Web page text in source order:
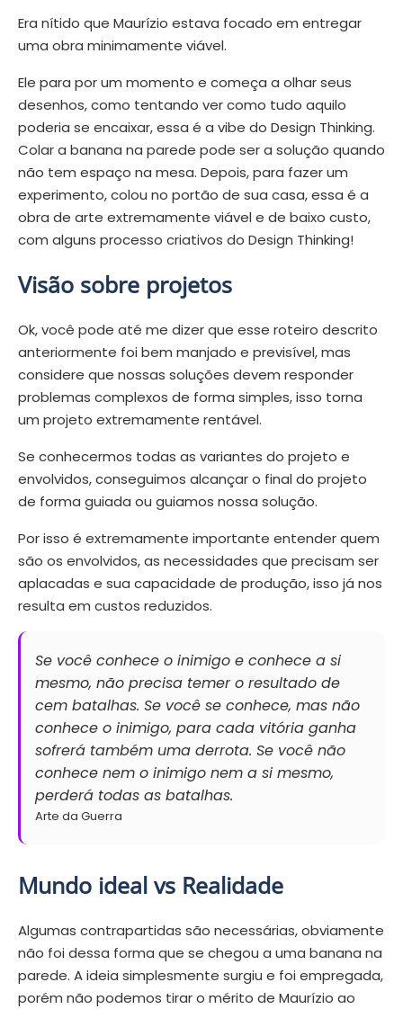
Era nítido que Maurízio estava focado em entregar
uma obra minimamente viável.
Ele para por um momento e começa a olhar seus
desenhos, como tentando ver como tudo aquilo
poderia se encaixar, essa é a vibe do Design Thinking.
Colar a banana na parede pode ser a solução quando
não tem espaço na mesa. Depois, para fazer um
experimento, colou no portão de sua casa, essa é a
obra de arte extremamente viável e de baixo custo,
com alguns processo criativos do Design Thinking!
Visão sobre projetos
Ok, você pode até me dizer que esse roteiro descrito
anteriormente foi bem manjado e previsível, mas
considere que nossas soluções devem responder
problemas complexos de forma simples, isso torna
um projeto extremamente rentável.
Se conhecermos todas as variantes do projeto e
envolvidos, conseguimos alcançar o final do projeto
de forma guiada ou guiamos nossa solução.
Por isso é extremamente importante entender quem
são os envolvidos, as necessidades que precisam ser
aplacadas e sua capacidade de produção, isso já nos
resulta em custos reduzidos.
Se você conhece o inimigo e conhece a si
mesmo, não precisa temer o resultado de
cem batalhas. Se você se conhece, mas não
conhece o inimigo, para cada vitória ganha
sofrerá também uma derrota. Se você não
conhece nem o inimigo nem a si mesmo,
perderá todas as batalhas.
Arte da Guerra
Mundo ideal vs Realidade
Algumas contrapartidas são necessárias, obviamente
não foi dessa forma que se chegou a uma banana na
parede. A ideia simplesmente surgiu e foi empregada,
porém não podemos tirar o mérito de Maurízio ao